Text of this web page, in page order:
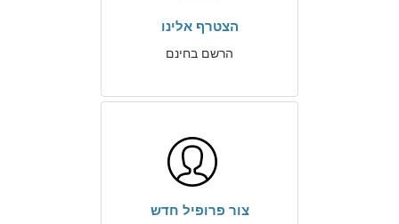
הצטרף אלינו
הרשם בחינם
צור פרופיל חדש